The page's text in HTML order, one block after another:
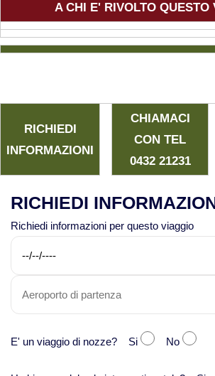
A CHI E' RIVOLTO QUESTO
RICHIEDI
INFORMAZIONI
CHIAMACI
CON TEL
0432 21231
RICHIEDI
Richiedi informazioni per questo viaggio
E' un viaggio di nozze? Si No